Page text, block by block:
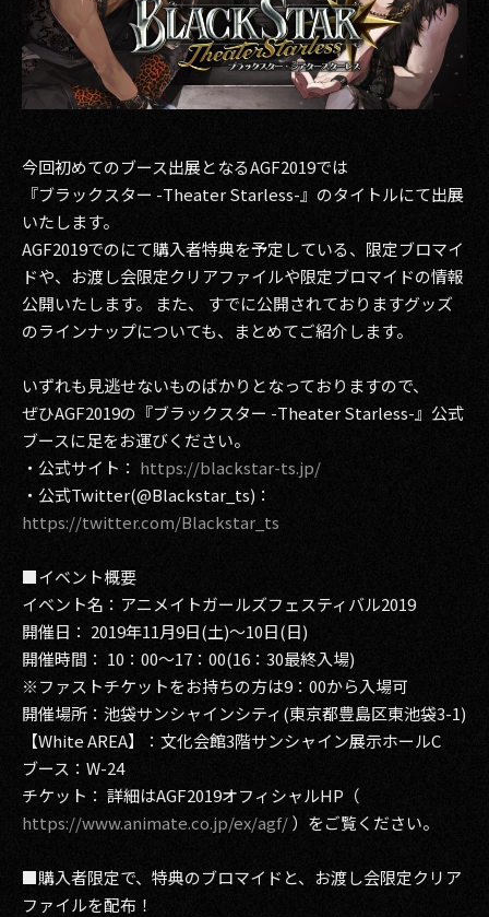
2026
2025
2024
2023
2022
2021
2020
2019
2018
2017
2016
2015
2013
2012
2011
2009
今回初めてのブース出展となるAGF2019では
『ブラックスター -Theater Starless-』のタイトルにて出展
いたします。
AGF2019でのにて購入者特典を予定している、限定ブロマイ
ドや、お渡し会限定クリアファイルや限定ブロマイドの情報
公開いたします。 また、 すでに公開されておりますグッズ
のラインナップについても、まとめてご紹介します。
いずれも見逃せないものばかりとなっておりますので、
ぜひAGF2019の『ブラックスター -Theater Starless-』公式
ブースに足をお運びください。
・公式サイト： https://blackstar-ts.jp/
・公式Twitter(@Blackstar_ts)：
https://twitter.com/Blackstar_ts
■イベント概要
イベント名：アニメイトガールズフェスティバル2019
開催日： 2019年11月9日(土)～10日(日)
開催時間： 10：00～17：00(16：30最終入場)
※ファストチケットをお持ちの方は9：00から入場可
開催場所：池袋サンシャインシティ(東京都豊島区東池袋3-1)
【White AREA】：文化会館3階サンシャイン展示ホールC
ブース：W-24
チケット： 詳細はAGF2019オフィシャルHP（
https://www.animate.co.jp/ex/agf/）をご覧ください。
■購入者限定で、特典のブロマイドと、お渡し会限定クリア
ファイルを配布！